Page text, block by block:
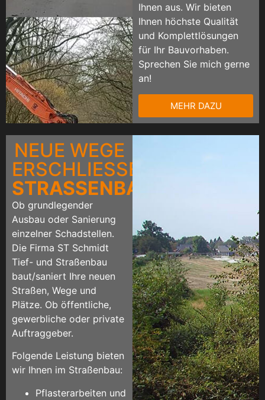
Ihnen aus. Wir bieten
Ihnen höchste Qualität
und Komplettlösungen
für Ihr Bauvorhaben.
Sprechen Sie mich gerne
an!
MEHR DAZU
NEUE WEGE
ERSCHLIESSEN
STRASSENBAU
Ob grundlegender
Ausbau oder Sanierung
einzelner Schadstellen.
Die Firma ST Schmidt
Tief- und Straßenbau
baut/saniert Ihre neuen
Straßen, Wege und
Plätze. Ob öffentliche,
gewerbliche oder private
Auftraggeber.
Folgende Leistung bieten
wir Ihnen im Straßenbau:
Pflasterarbeiten und